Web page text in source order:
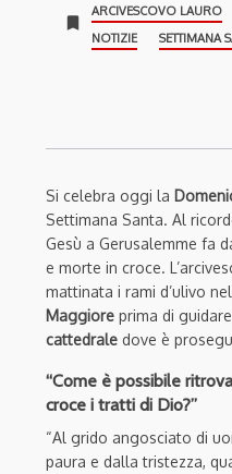
bookmark
ARCIVESCOVO LAURO
NOTIZIE
SETTIMANA
Si celebra oggi la
Settimana Santa. Al
Gesù a Gerusalemme fa
e morte in croce.
mattinata i rami d’ulivo
Maggiore prima di
cattedrale dove è
“Come è possibile
croce i tratti di Dio?”
“Al grido angosciato di
paura e dalla tristezza,